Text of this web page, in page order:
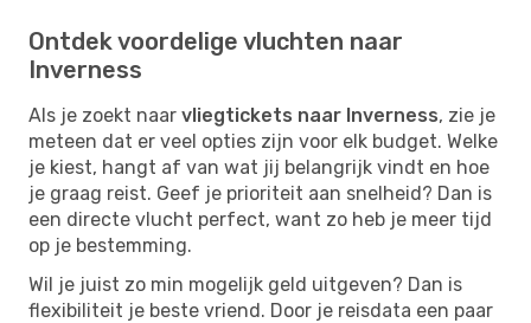
Ontdek voordelige vluchten naar
Inverness
Als je zoekt naar vliegtickets naar Inverness, zie je
meteen dat er veel opties zijn voor elk budget. Welke
je kiest, hangt af van wat jij belangrijk vindt en hoe
je graag reist. Geef je prioriteit aan snelheid? Dan is
een directe vlucht perfect, want zo heb je meer tijd
op je bestemming.
Wil je juist zo min mogelijk geld uitgeven? Dan is
flexibiliteit je beste vriend. Door je reisdata een paar